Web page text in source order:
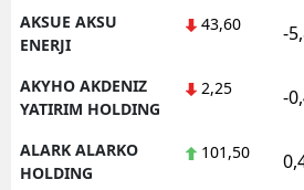
AKSUE AKSU
ENERJI
43,60 -
AKYHO AKDENIZ
YATIRIM HOLDING
2,25 -
ALARK ALARKO
HOLDING
101,50